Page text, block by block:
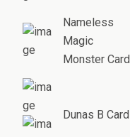
Nameless
Magic
Monster Card
Dunas B Card